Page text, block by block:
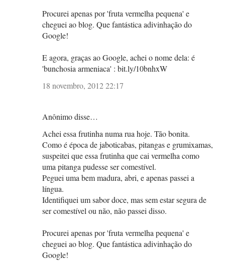
Procurei apenas por 'fruta vermelha pequena' e
cheguei ao blog. Que fantástica adivinhação do
Google!
E agora, graças ao Google, achei o nome dela: é
'bunchosia armeniaca' : bit.ly/10bnhxW
18 novembro, 2012 22:17
Anônimo disse…
Achei essa frutinha numa rua hoje. Tão bonita.
Como é época de jaboticabas, pitangas e grumixamas,
suspeitei que essa frutinha que cai vermelha como
uma pitanga pudesse ser comestível.
Peguei uma bem madura, abri, e apenas passei a
língua.
Identifiquei um sabor doce, mas sem estar segura de
ser comestível ou não, não passei disso.
Procurei apenas por 'fruta vermelha pequena' e
cheguei ao blog. Que fantástica adivinhação do
Google!